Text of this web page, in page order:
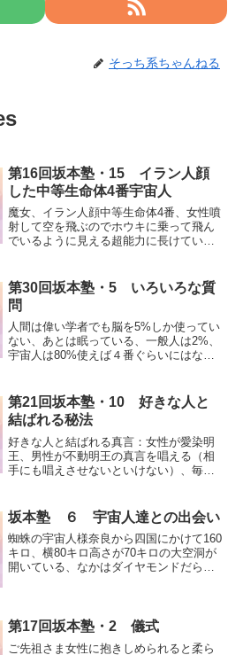
そっち系ちゃんねる
第16回坂本塾・15 イラン人顔
した中等生命体4番宇宙人
魔女、イラン人顔中等生命体4番、女性噴
射して空を飛ぶのでホウキに乗って飛ん
でいるように見える超能力に長けてい
てくる、助平、男好き、毎日2時間全チャ
クラ、殺されて、最後に...
第30回坂本塾・5 いろいろな質
問
人間は偉い学者でも脳を5%しか使ってい
ない、あとは眠っている、一般人は2%、
宇宙人は80%使えば４番ぐらいにはなれ
に入る、神経に知識が付いてくる、女性
は何ともない松果体...
第21回坂本塾・10 好きな人と
結ばれる秘法
好きな人と結ばれる真言：女性が愛染明
王、男性が不動明王の真言を唱える（相
手にも唱えさせないといけない）、毎日
に塩、水、酒、自分の好きなものを備え
る、真言を唱える、毎回...
坂本塾 ６ 宇宙人達との出会い
蜘蛛の宇宙人様奈良から四国にかけて160
キロ、横80キロ高さが70キロの大空洞が
開いている、なかはダイヤモンドだら
めて島にして母船が...
第17回坂本塾・2 儀式
ご先祖さま女性に抱きしめられると柔ら